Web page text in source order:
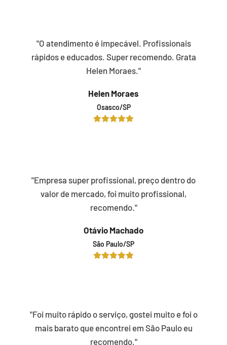
"O atendimento é impecável. Profissionais
rápidos e educados. Super recomendo. Grata
Helen Moraes."
Helen Moraes
Osasco/SP
"Empresa super profissional, preço dentro do
valor de mercado, foi muito profissional,
recomendo."
Otávio Machado
São Paulo/SP
"Foi muito rápido o serviço, gostei muito e foi o
mais barato que encontrei em São Paulo eu
recomendo."